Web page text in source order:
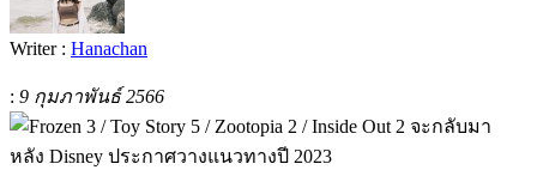
Writer : Hanachan
: 9 กุมภาพันธ์ 2566